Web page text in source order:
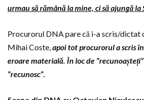
urmau să rămână la mine, ci să ajungă la
Procurorul DNA pare că i-a scris/dictat
Mihai Coste,apoi tot procurorul a scris
eroare materială. În loc de
”recunosc”.